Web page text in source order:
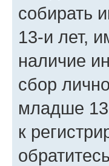
собирать
13-и лет,
наличие
сбор
младше
к